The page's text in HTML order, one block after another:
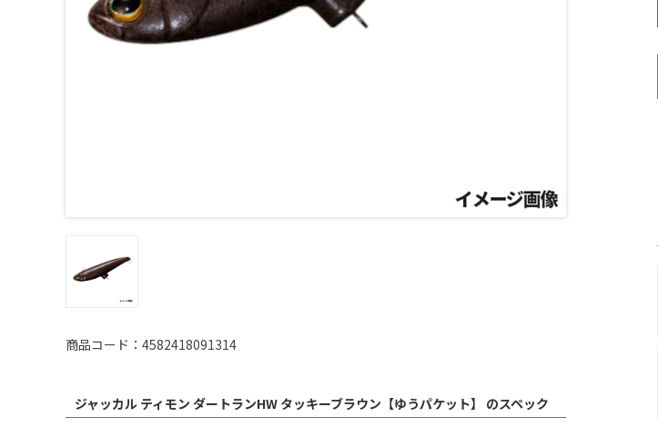
商品コード：4582418091314
ジャッカル ティモン ダートランHW タッキーブラウン【ゆうパケット】 のスペック